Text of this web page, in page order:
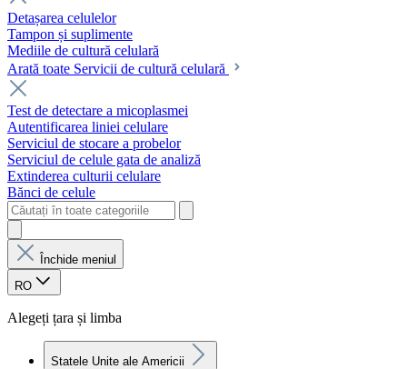
Detașarea celulelor
Tampon și suplimente
Mediile de cultură celulară
Arată toate Servicii de cultură celulară
Test de detectare a micoplasmei
Autentificarea liniei celulare
Serviciul de stocare a probelor
Serviciul de celule gata de analiză
Extinderea culturii celulare
Bănci de celule
Închide meniul
RO
Alegeți țara și limba
Statele Unite ale Americii